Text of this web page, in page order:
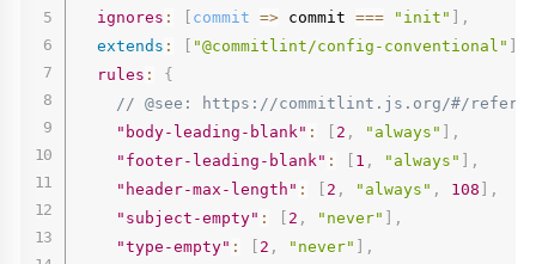
ignores : commit => commit === "init"
,
extends : "@commitlint/config-conventional"
rules :
{
// @see: https://commitlint.js.org/#/
"body-leading-blank" : 2 , "always"
,
"footer-leading-blank" : 1 , "always"
,
"header-max-length" : 2 , "always" , 108
,
"subject-empty" : 2 , "never"
,
"type-empty" : 2 , "never"
,